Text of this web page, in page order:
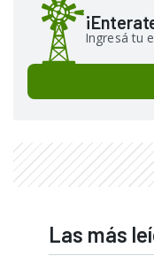
Ingresá tu
Las más